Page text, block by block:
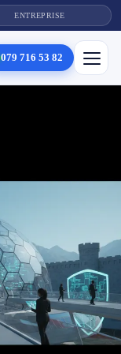
ENTREPRISE
079 716 53 82